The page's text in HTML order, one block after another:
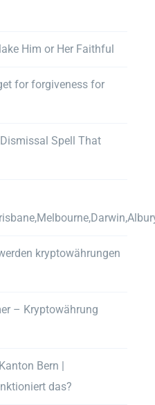
Him or Her Faithful
for forgiveness for
Spell That
kryptowährungen
– Kryptowährung
Bern |
das?